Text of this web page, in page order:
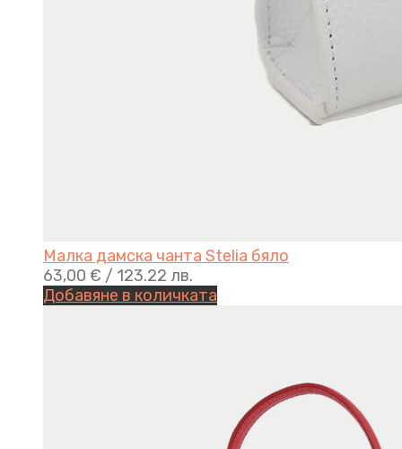
Малка дамска чанта Stelia бяло
63,00 € / 123.22 лв.
Добавяне в количката